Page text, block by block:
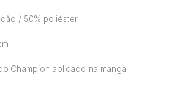
/ 50% poliéster
Champion aplicado na manga